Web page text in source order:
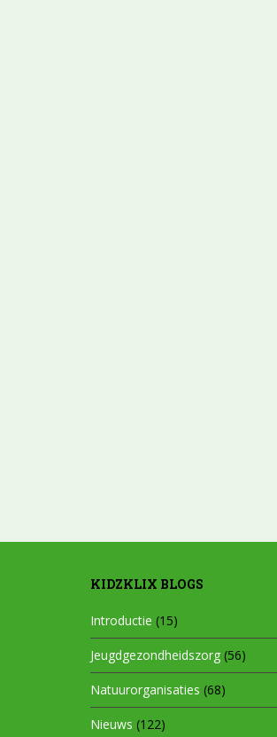
KIDZKLIX BLOGS
Introductie (15)
Jeugdgezondheidszorg (56)
Natuurorganisaties (68)
Nieuws (122)